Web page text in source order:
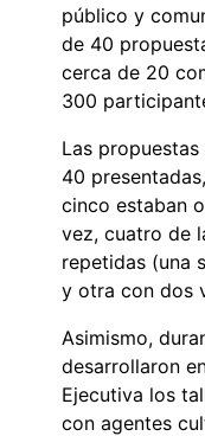
público y
de 40
cerca de 20
300
Las propuestas
40
cinco estaban
vez, cuatro de
repetidas (una
y otra con dos
Asimismo,
desarrollaron
Ejecutiva los
con agentes